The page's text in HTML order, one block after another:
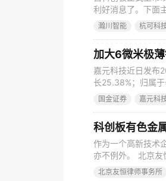
利好消息了。下面
充电电池，特别
瀚川智能 杭可科
加大6微米极
嘉元科技近日发布
长25.38%；归属
2019年度主要财
国金证券 嘉元科
科创板有色金
作为一个高新技术
亦不例外。 北京友
权的专门性法律
北京友恒律师事务所